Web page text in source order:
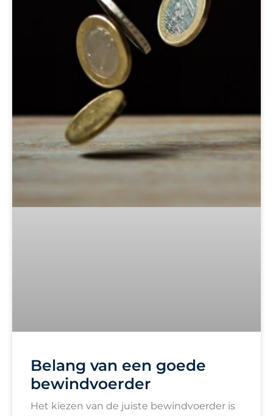
Belang van een goede
bewindvoerder
Het kiezen van de juiste bewindvoerder is